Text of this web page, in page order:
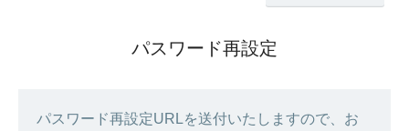
パスワード再設定
パスワード再設定URLを送付いたしますので、お